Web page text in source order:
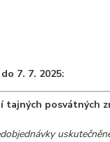
7. 7. 2025:
tajných posvátných